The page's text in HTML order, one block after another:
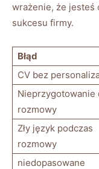
wrażenie, że jesteś
sukcesu firmy.
Błąd
CV bez
Nieprzygotowanie
rozmowy
Zły język podczas
rozmowy
niedopasowane